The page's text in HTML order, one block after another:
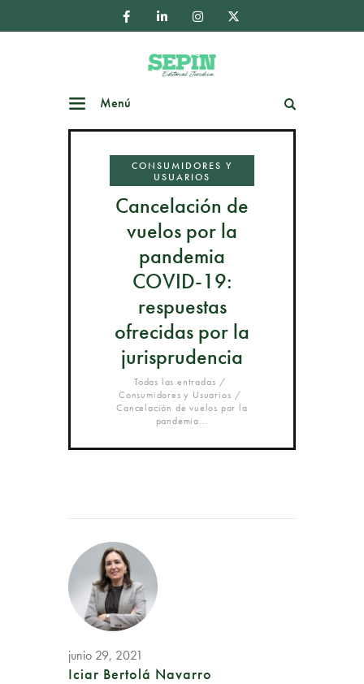
Menú
CONSUMIDORES Y
USUARIOS
Cancelación de
vuelos por la
pandemia
COVID-19:
respuestas
ofrecidas por la
jurisprudencia
Todas las entradas
Consumidores y Usuarios
Cancelación de vuelos por la
pandemia...
junio 29, 2021
Iciar Bertolá Navarro